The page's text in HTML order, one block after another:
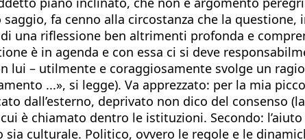
fa cenno alla circostanza che la questione,
una riflessione ben altrimenti profonda e
è in agenda e con essa ci si deve
lui – utilmente e coraggiosamente svolge un
...», si legge). Va apprezzato: per la mia
dall’esterno, deprivato non dico del consenso
è chiamato dentro le istituzioni. Secondo:
culturale. Politico, ovvero le regole e le